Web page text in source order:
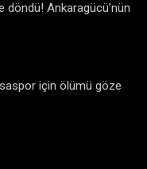
döndü! Ankaragücü’nün
için ölümü göze